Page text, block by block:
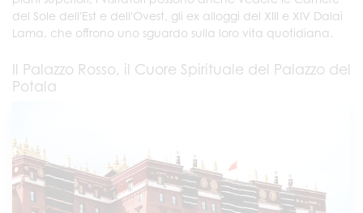
del Sole dell'Est e dell'Ovest, gli ex alloggi del XIII e XIV Dalai
Lama, che offrono uno sguardo sulla loro vita quotidiana.
Il Palazzo Rosso, il Cuore Spirituale del Palazzo del
Potala